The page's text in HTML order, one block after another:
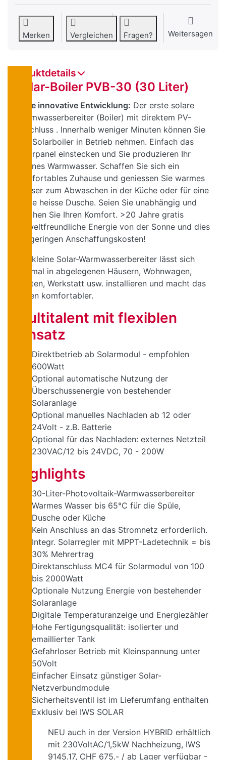
Merken Vergleichen Fragen? Weitersagen
Produktdetails
Solar-Boiler PVB-30 (30 Liter)
Neue innovative Entwicklung: Der erste solare
Warmwasserbereiter (Boiler) mit direktem PV-
Anschluss . Innerhalb weniger Minuten können Sie
den Solarboiler in Betrieb nehmen. Einfach das
Solarpanel einstecken und Sie produzieren Ihr
eigenes Warmwasser. Schaffen Sie sich ein
komfortables Zuhause und geniessen Sie warmes
Wasser zum Abwaschen in der Küche oder für eine
kurze heisse Dusche. Seien Sie unabhängig und
erhöhen Sie Ihren Komfort. >20 Jahre gratis
umweltfreundliche Energie von der Sonne und dies
bei geringen Anschaffungskosten!
Der kleine Solar-Warmwasserbereiter lässt sich
optimal in abgelegenen Häusern, Wohnwagen,
Booten, Werkstatt usw. installieren und macht das
Leben komfortabler.
Multitalent mit flexiblen
Einsatz
Direktbetrieb ab Solarmodul - empfohlen
600Watt
Optional automatische Nutzung der
Überschussenergie von bestehender
Solaranlage
Optional manuelles Nachladen ab 12 oder
24Volt - z.B. Batterie
Optional für das Nachladen: externes Netzteil
230VAC/12 bis 24VDC, 70 - 200W
Highlights
30-Liter-Photovoltaik-Warmwasserbereiter
Warmes Wasser bis 65°C für die Spüle,
Dusche oder Küche
Kein Anschluss an das Stromnetz erforderlich.
Integr. Solarregler mit MPPT-Ladetechnik = bis
30% Mehrertrag
Direktanschluss MC4 für Solarmodul von 100
bis 2000Watt
Optionale Nutzung Energie von bestehender
Solaranlage
Digitale Temperaturanzeige und Energiezähler
Hohe Fertigungsqualität: isolierter und
emaillierter Tank
Gefahrloser Betrieb mit Kleinspannung unter
50Volt
Einfacher Einsatz günstiger Solar-
Netzverbundmodule
Sicherheitsventil ist im Lieferumfang enthalten
Exklusiv bei IWS SOLAR
NEU auch in der Version HYBRID erhältlich
mit 230VoltAC/1,5kW Nachheizung, IWS
9145.17, CHF 675.- / ab Lager verfügbar -